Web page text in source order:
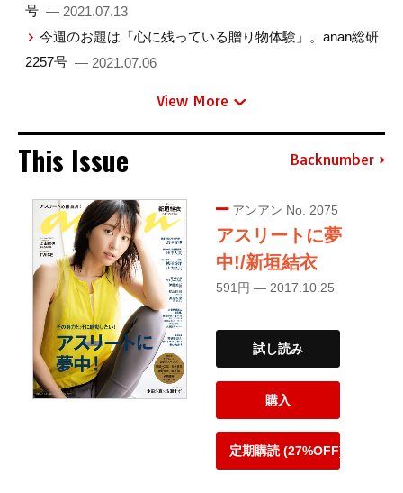
号 — 2021.07.13
今週のお題は「心に残っている贈り物体験」。anan総研
2257号 — 2021.07.06
View More
This Issue Backnumber
アンアン No. 2075
アスリートに夢
中!/新垣結衣
591円 — 2017.10.25
試し読み
購入
定期購読 (27%OFF)